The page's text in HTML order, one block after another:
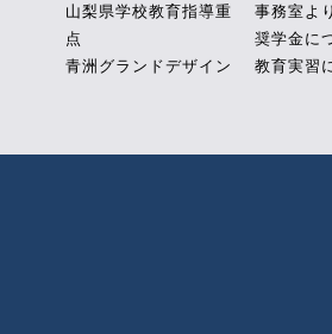
山梨県学校教育指導重
点
青洲グランドデザイン
事務室より
奨学金に
教育実習